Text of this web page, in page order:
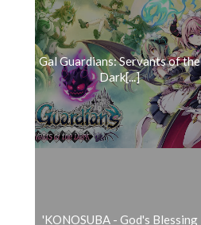
Gal Guardians: Servants of the
Dark[...]
'KONOSUBA - God's Blessing